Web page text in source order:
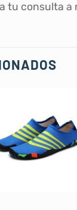
tu consulta